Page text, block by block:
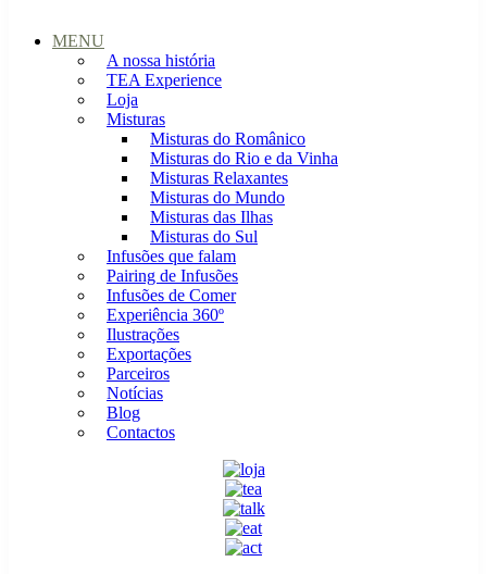
MENU
A nossa história
TEA Experience
Loja
Misturas
Misturas do Românico
Misturas do Rio e da Vinha
Misturas Relaxantes
Misturas do Mundo
Misturas das Ilhas
Misturas do Sul
Infusões que falam
Pairing de Infusões
Infusões de Comer
Experiência 360º
Ilustrações
Exportações
Parceiros
Notícias
Blog
Contactos